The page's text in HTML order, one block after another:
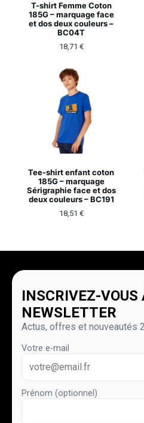
T-shirt Femme Coton
185G – marquage face
et dos deux couleurs –
BC04T
18,71 €
Tee-shirt enfant coton
185G – marquage
Sérigraphie face et dos
deux couleurs – BC191
18,51 €
INSCRIVEZ-VOUS
NEWSLETTER
Actus, offres et nouveautés
Votre e-mail
Prénom (optionnel)